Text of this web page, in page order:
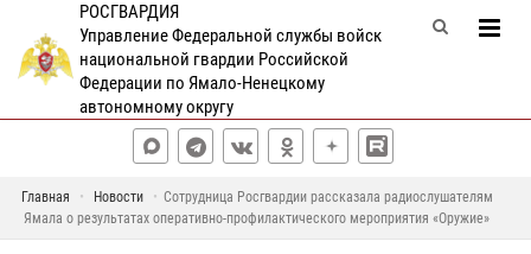
РОСГВАРДИЯ
Управление Федеральной службы войск
национальной гвардии Российской
Федерации по Ямало-Ненецкому
автономному округу
Главная Новости
Сотрудница Росгвардии рассказала радиослушателям
Ямала о результатах оперативно-профилактического мероприятия «Оружие»